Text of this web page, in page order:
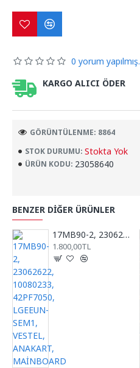
KARGO ALICI ÖDER
STOK DURUMU: Stokta Yok
ÜRÜN KODU: 23058640
GÖRÜNTÜLENME: 8864
0 yorum yapılmış.
BENZER DIĞER ÜRÜNLER
17MB90-2, 23062622, 10080233, 42PF7050, LGEEUN-SEM1, VESTEL, ANAKART, MAİNBOARD
1.800,00TL